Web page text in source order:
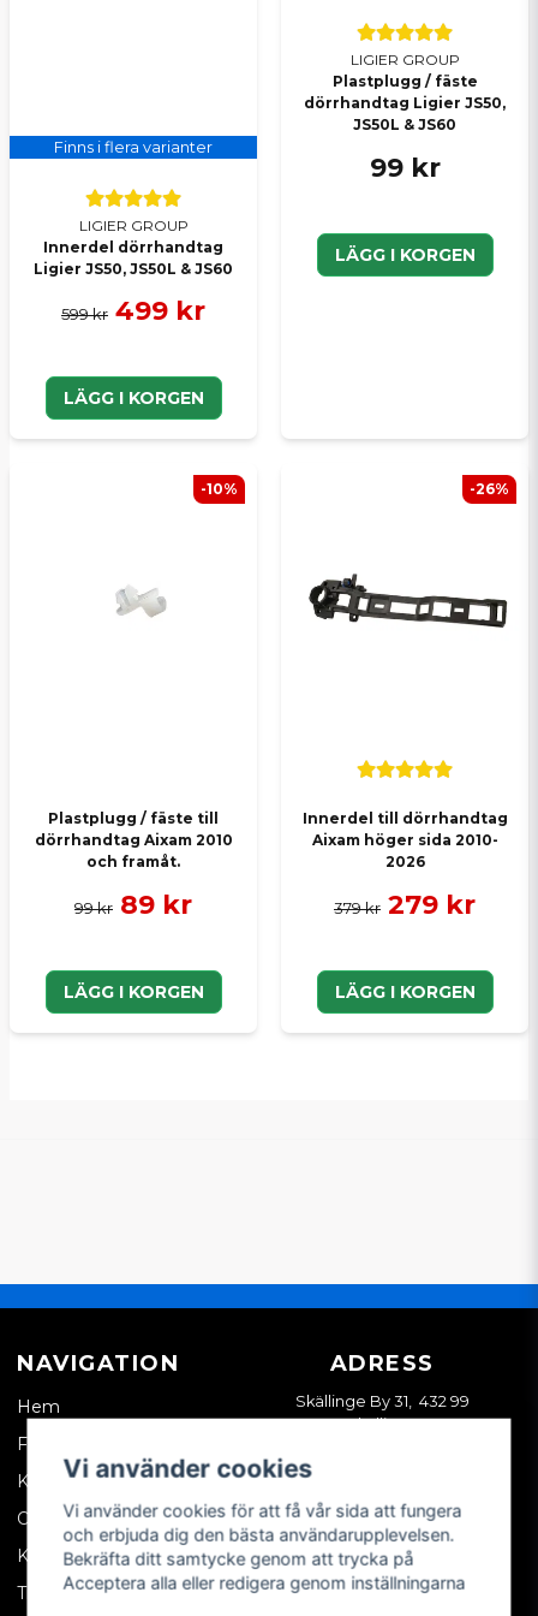
Finns i flera varianter
LIGIER GROUP
Innerdel dörrhandtag
Ligier JS50, JS50L & JS60
599 kr 499 kr
LÄGG I KORGEN
LIGIER GROUP
Plastplugg / fäste
dörrhandtag Ligier JS50,
JS50L & JS60
99 kr
LÄGG I KORGEN
Plastplugg / fäste till
dörrhandtag Aixam 2010
och framåt.
99 kr 89 kr
LÄGG I KORGEN
-10%
Innerdel till dörrhandtag
Aixam höger sida 2010-
2026
379 kr 279 kr
LÄGG I KORGEN
-26%
NAVIGATION
Hem
Företagskund
Kontakta oss
Om oss
Köpvillkor
Tips & trix
ADRESS
Skällinge By 31, 432 99
Skällinge
Vi använder cookies
Vi använder cookies för att få vår sida att fungera
och erbjuda dig den bästa användarupplevelsen.
Bekräfta ditt samtycke genom att trycka på
Acceptera alla eller redigera genom inställningarna